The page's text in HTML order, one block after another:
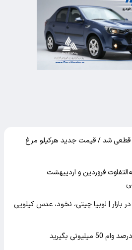
شد / قیمت جدید هرکیلو مرغ
فروردین و اردیبهشت
بازار | لوبیا چیتی، نخود، عدس کیلویی